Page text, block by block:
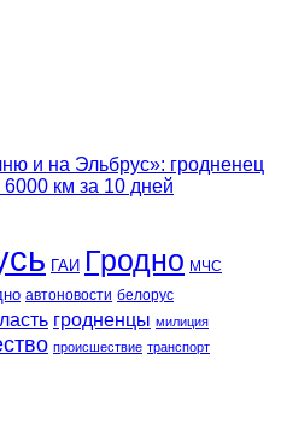
и на Эльбрус»: гродненец
км за 10 дней
ГАИ Гродно МЧС
автоновости белорус
гродненцы милиция
происшествие транспорт